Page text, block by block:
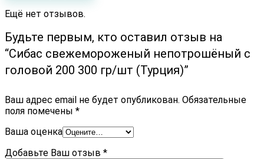
Ещё нет отзывов.
Будьте первым, кто оставил отзыв на
“Сибас cвежемороженый непотрошёный с
головой 200 300 гр/шт (Турция)”
Ваш адрес email не будет опубликован. Обязательные
поля помечены *
Ваша оценка
Добавьте Ваш отзыв *